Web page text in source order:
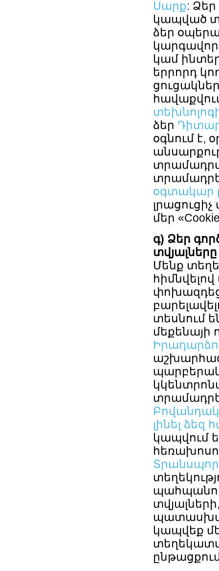
Սարք: Ձեր
կապված
ձեր
կամ
երրորդ
ձեր
օգնում է,
օգտակար
մեր
գ) Ձեր
տվյալները
Մենք
տեսնում
մեքենայի
լինել ձեզ
կապվում
կապվեք